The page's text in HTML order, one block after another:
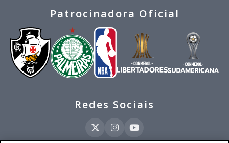
Patrocinadora Oficial
Redes Sociais